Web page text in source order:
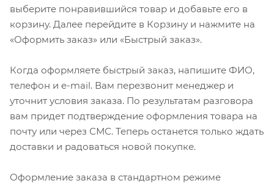
выберите понравившийся товар и добавьте его в
корзину. Далее перейдите в Корзину и нажмите на
«Оформить заказ» или «Быстрый заказ».
Когда оформляете быстрый заказ, напишите ФИО,
телефон и e-mail. Вам перезвонит менеджер и
уточнит условия заказа. По результатам разговора
вам придет подтверждение оформления товара на
почту или через СМС. Теперь останется только ждать
доставки и радоваться новой покупке.
Оформление заказа в стандартном режиме